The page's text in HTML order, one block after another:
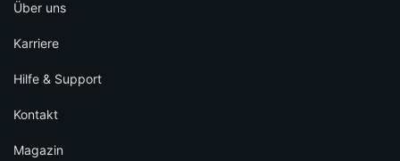
Über uns
Karriere
Hilfe & Support
Kontakt
Magazin